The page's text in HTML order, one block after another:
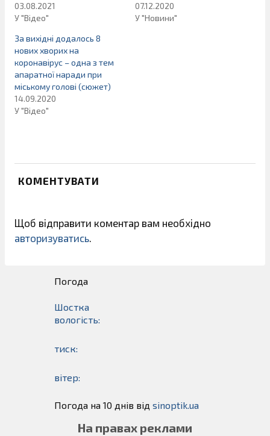
03.08.2021
У "Відео"
07.12.2020
У "Новини"
За вихідні додалось 8
нових хворих на
коронавірус – одна з тем
апаратної наради при
міському голові (cюжет)
14.09.2020
У "Відео"
КОМЕНТУВАТИ
Щоб відправити коментар вам необхідно
авторизуватись.
Погода
Шостка
вологість:
тиск:
вітер:
Погода на 10 днів від sinoptik.ua
На правах реклами